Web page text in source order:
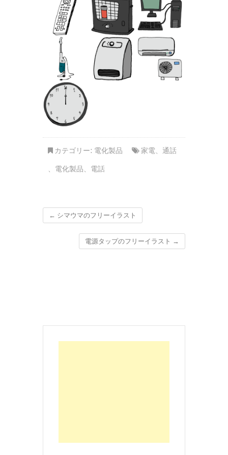
カテゴリー: 電化製品 家電、 通話
、 電化製品、 電話
← シマウマのフリーイラスト
電源タップのフリーイラスト →